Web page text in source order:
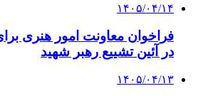
۱۴۰۵/۰۴/۱۴
فراخوان معاونت امور هنری
در آئین تشییع رهبر شهید
۱۴۰۵/۰۴/۱۳